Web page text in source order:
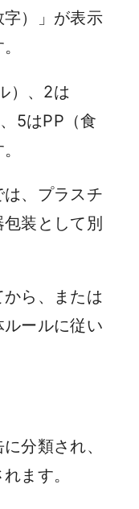
）」が表示
）、2は
5はPP（食
、プラスチ
装として別
ら、または
ールに従い
分類され、
ます。